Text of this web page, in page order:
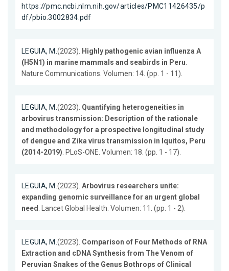
https://pmc.ncbi.nlm.nih.gov/articles/PMC11426435/p
df/pbio.3002834.pdf
LEGUIA, M.(2023). Highly pathogenic avian influenza A
(H5N1) in marine mammals and seabirds in Peru.
Nature Communications. Volumen: 14. (pp. 1 - 11).
LEGUIA, M.(2023). Quantifying heterogeneities in
arbovirus transmission: Description of the rationale
and methodology for a prospective longitudinal study
of dengue and Zika virus transmission in Iquitos, Peru
(2014-2019). PLoS-ONE. Volumen: 18. (pp. 1 - 17).
LEGUIA, M.(2023). Arbovirus researchers unite:
expanding genomic surveillance for an urgent global
need. Lancet Global Health. Volumen: 11. (pp. 1 - 2).
LEGUIA, M.(2023). Comparison of Four Methods of RNA
Extraction and cDNA Synthesis from The Venom of
Peruvian Snakes of the Genus Bothrops of Clinical